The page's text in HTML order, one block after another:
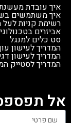
איך עובדת
איך משתמשים
רשימת קניות
אביזרים
סט כלים למנגל
המדריך לעישון
המדריך לעישון
המדריך לסטייק
אל